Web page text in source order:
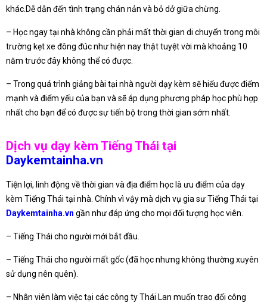
khác.Dễ dẫn đến tình trạng chán nản và bỏ dở giữa chừng.
– Học ngay tại nhà không cần phải mất thời gian di chuyển trong môi
trường kẹt xe đông đúc như hiện nay thật tuyệt vời mà khoảng 10
năm trước đây không thể có được.
– Trong quá trình giảng bài tại nhà người dạy kèm sẽ hiểu được điểm
mạnh và điểm yếu của bạn và sẽ áp dụng phương pháp học phù hợp
nhất cho bạn để có được sự tiến bộ trong thời gian sớm nhất.
Dịch vụ dạy kèm Tiếng Thái tại
Daykemtainha.vn
Tiện lợi, linh động về thời gian và địa điểm học là ưu điểm của dạy
kèm Tiếng Thái tại nhà. Chính vì vậy mà dịch vụ gia sư Tiếng Thái tại
Daykemtainha.vn gần như đáp ứng cho mọi đối tượng học viên.
– Tiếng Thái cho người mới bắt đầu.
– Tiếng Thái cho người mất gốc (đã học nhưng không thường xuyên
sử dụng nên quên).
– Nhân viên làm việc tại các công ty Thái Lan muốn trao đổi công